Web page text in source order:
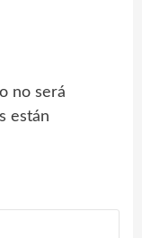
no será
están